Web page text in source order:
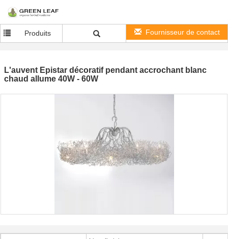
Produits Fournisseur de contact
L'auvent Epistar décoratif pendant accrochant blanc
chaud allume 40W - 60W